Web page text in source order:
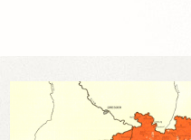
Museale Sammlung
PUBLIKATIONEN